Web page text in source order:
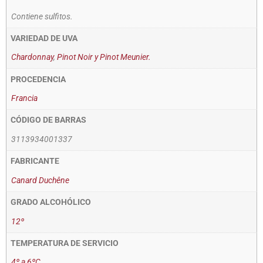
Contiene sulfitos.
VARIEDAD DE UVA
Chardonnay, Pinot Noir y Pinot Meunier.
PROCEDENCIA
Francia
CÓDIGO DE BARRAS
3113934001337
FABRICANTE
Canard Duchêne
GRADO ALCOHÓLICO
12º
TEMPERATURA DE SERVICIO